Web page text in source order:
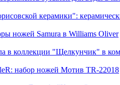
керамики":
ножей Samura в Williams Oliver
в коллекции "Щелкунчик" в
набор ножей Мотив TR-22018